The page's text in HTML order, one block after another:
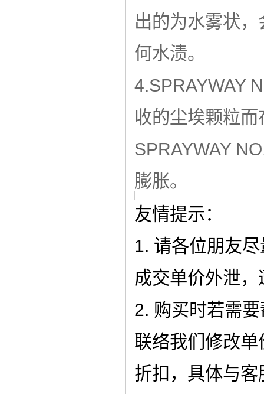
出的为水雾状
何水渍。
4.SPRAYWAY
收的尘埃颗粒
SPRAYWAY
膨胀。
友情提示：
1. 请各位朋友
成交单价外泄
2. 购买时若需
联络我们修改
折扣，具体与客